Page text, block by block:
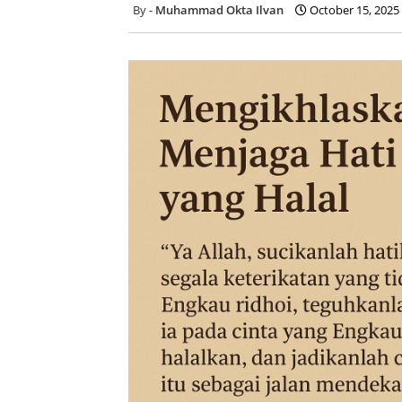
Muhammad Okta Ilvan October 15, 2025